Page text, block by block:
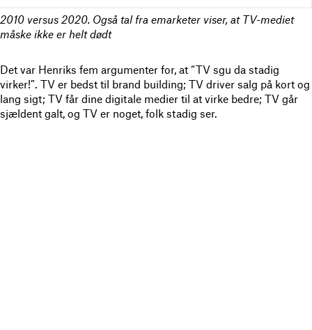
2010 versus 2020. Også tal fra emarketer viser, at TV-mediet
måske ikke er helt dødt
Det var Henriks fem argumenter for, at “TV sgu da stadig
virker!”. TV er bedst til brand building; TV driver salg på kort og
lang sigt; TV får dine digitale medier til at virke bedre; TV går
sjældent galt, og TV er noget, folk stadig ser.